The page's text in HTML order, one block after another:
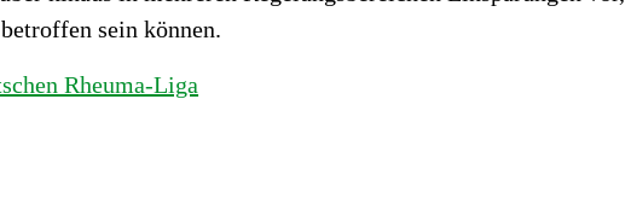
sein können.
Rheuma-Liga